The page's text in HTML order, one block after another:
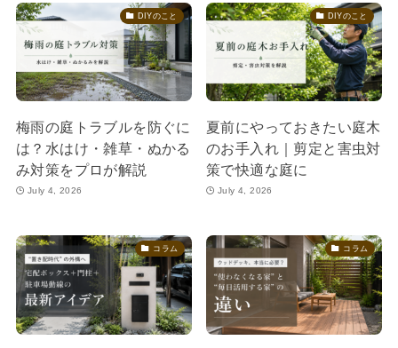
DIYのこと
梅雨の庭トラブルを防ぐに
は？水はけ・雑草・ぬかる
み対策をプロが解説
July 4, 2026
DIYのこと
夏前にやっておきたい庭木
のお手入れ｜剪定と害虫対
策で快適な庭に
July 4, 2026
コラム コラム